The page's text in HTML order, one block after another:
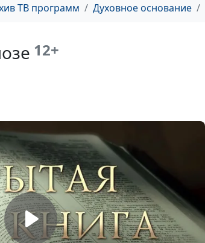
ТВ программ Духовное основание
12+